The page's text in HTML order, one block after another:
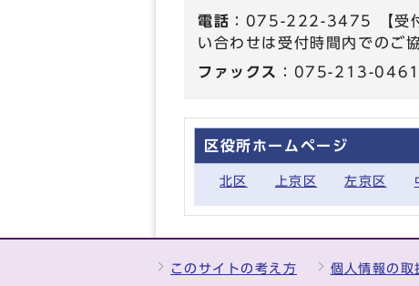
電話 ：075-222-3475 【受
い合わせは受付時間内でのご
ファックス
：075-213-0461
区役所ホームページ
北区 上京区 左京区
このサイトの考え方 個人情報の取